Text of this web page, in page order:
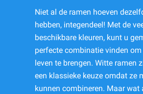
Niet al de ramen hoeven
hebben, integendeel! Met de
beschikbare kleuren, kunt u
perfecte combinatie vinden
leven te brengen. Witte ramen
een klassieke keuze omdat ze
kunnen combineren. Maar wat